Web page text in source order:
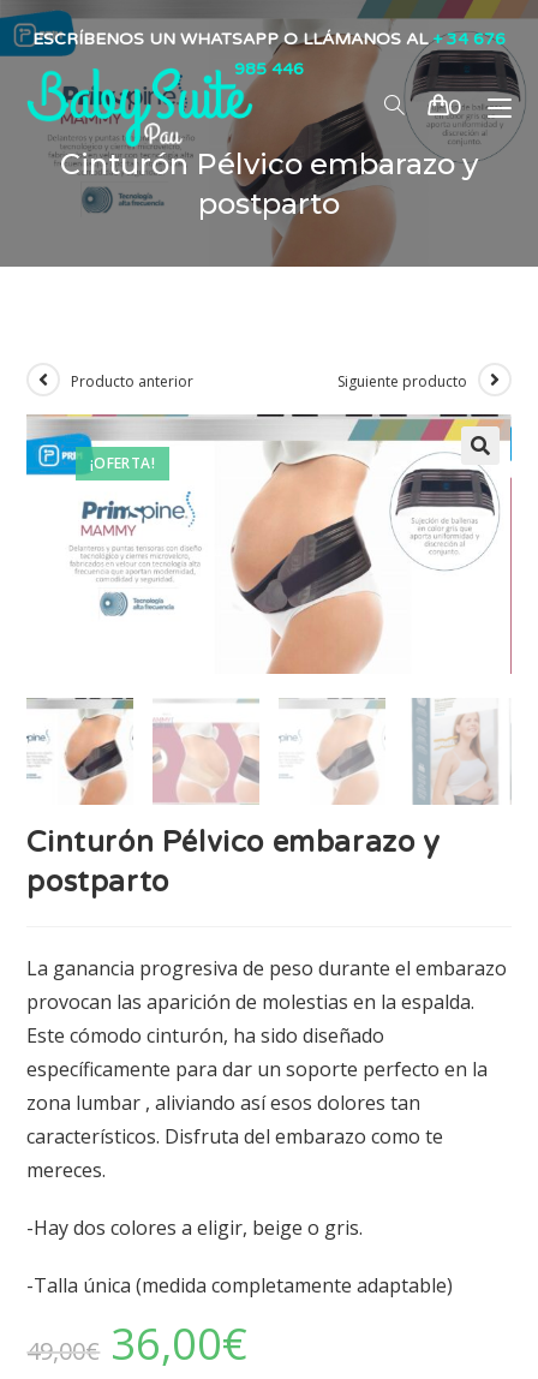
ESCRÍBENOS UN WHATSAPP O LLÁMANOS AL+ 34 676
985 446
0
Cinturón Pélvico embarazo y
postparto
¡OFERTA!
Producto anterior Siguiente producto
Cinturón Pélvico embarazo y
postparto
La ganancia progresiva de peso durante el embarazo
provocan las aparición de molestias en la espalda.
Este cómodo cinturón, ha sido diseñado
específicamente para dar un soporte perfecto en la
zona lumbar , aliviando así esos dolores tan
característicos. Disfruta del embarazo como te
mereces.
-Hay dos colores a eligir, beige o gris.
-Talla única (medida completamente adaptable)
49,00€ 36,00€